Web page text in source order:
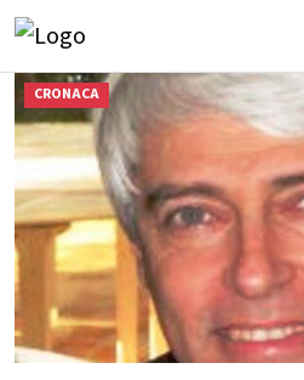
CRONACA